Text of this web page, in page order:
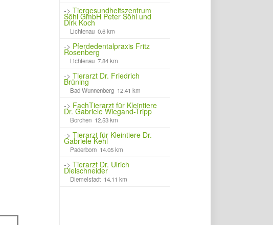
->Tiergesundheitszentrum
Söhl GmbH Peter Söhl und
Dirk Koch
Lichtenau 0.6 km
-> Pferdedentalpraxis Fritz
Rosenberg
Lichtenau 7.84 km
->Tierarzt Dr. Friedrich
Brüning
Bad Wünnenberg 12.41 km
-> FachTierarzt für Kleintiere
Dr. Gabriele Wiegand-Tripp
Borchen 12.53 km
->Tierarzt für Kleintiere Dr.
Gabriele Kehl
Paderborn 14.05 km
->Tierarzt Dr. Ulrich
Dielschneider
Diemelstadt 14.11 km